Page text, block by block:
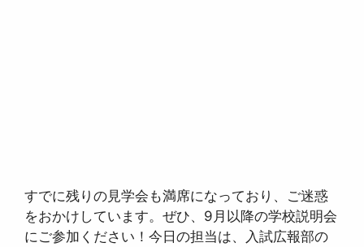
すでに残りの見学会も満席になっており、ご迷惑
をおかけしています。ぜひ、9月以降の学校説明会
にご参加ください！今日の担当は、入試広報部の